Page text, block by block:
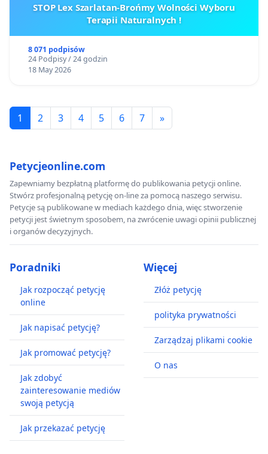
STOP Lex Szarlatan-Brońmy Wolności Wyboru
Terapii Naturalnych !
8 071 podpisów
24 Podpisy / 24 godzin
18 May 2026
1 2 3 4 5 6 7 »
Petycjeonline.com
Zapewniamy bezpłatną platformę do publikowania petycji online.
Stwórz profesjonalną petycję on-line za pomocą naszego serwisu.
Petycje są publikowane w mediach każdego dnia, więc stworzenie
petycji jest świetnym sposobem, na zwrócenie uwagi opinii publicznej
i organów decyzyjnych.
Poradniki
Jak rozpocząć petycję
online
Jak napisać petycję?
Jak promować petycję?
Jak zdobyć
zainteresowanie mediów
swoją petycją
Jak przekazać petycję
Więcej
Złóż petycję
polityka prywatności
Zarządzaj plikami cookie
O nas